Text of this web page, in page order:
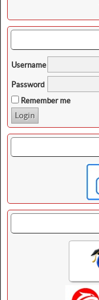
Username
Password
Remember me